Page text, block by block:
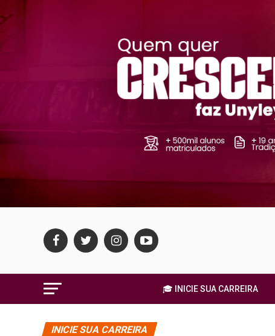
🎓 INICIE SUA CARREIRA
INICIE SUA CARREIRA